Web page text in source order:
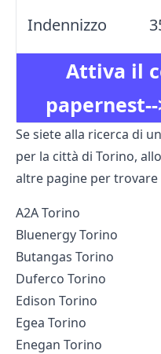
Attiva il
Indennizzo
Se siete alla ricerca di
per la città di Torino,
altre pagine per
A2A Torino
Bluenergy Torino
Butangas Torino
Duferco Torino
Edison Torino
Egea Torino
Enegan Torino